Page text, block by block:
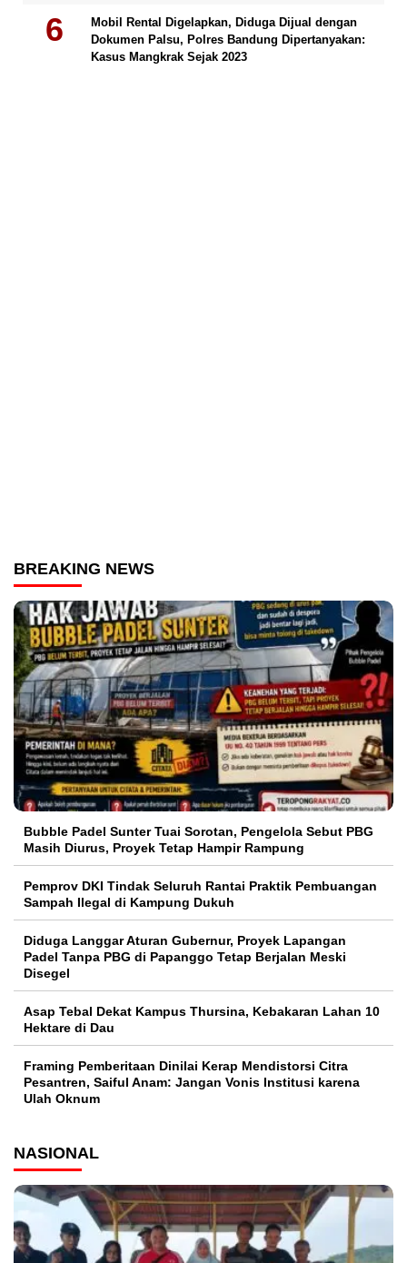
Mobil Rental Digelapkan, Diduga Dijual dengan
Dokumen Palsu, Polres Bandung Dipertanyakan:
Kasus Mangkrak Sejak 2023
BREAKING NEWS
Bubble Padel Sunter Tuai Sorotan, Pengelola Sebut PBG
Masih Diurus, Proyek Tetap Hampir Rampung
Pemprov DKI Tindak Seluruh Rantai Praktik Pembuangan
Sampah Ilegal di Kampung Dukuh
Diduga Langgar Aturan Gubernur, Proyek Lapangan
Padel Tanpa PBG di Papanggo Tetap Berjalan Meski
Disegel
Asap Tebal Dekat Kampus Thursina, Kebakaran Lahan 10
Hektare di Dau
Framing Pemberitaan Dinilai Kerap Mendistorsi Citra
Pesantren, Saiful Anam: Jangan Vonis Institusi karena
Ulah Oknum
NASIONAL